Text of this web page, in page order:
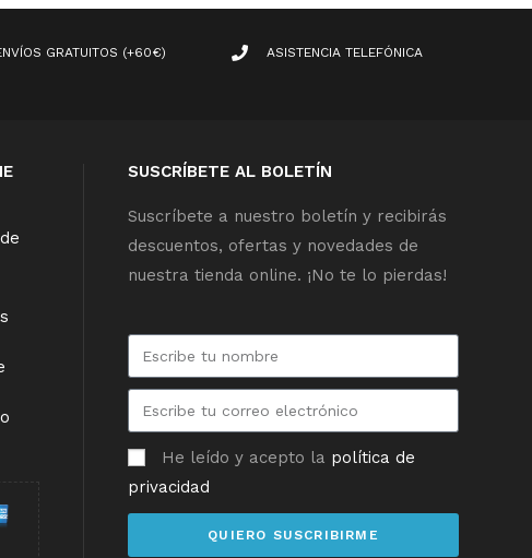
GRATUITOS (+60€) ASISTENCIA TELEFÓNICA
SUSCRÍBETE AL BOLETÍN
Suscríbete a nuestro boletín y recibirás
descuentos, ofertas y novedades de
nuestra tienda online. ¡No te lo pierdas!
He leído y acepto la política de
privacidad
QUIERO SUSCRIBIRME